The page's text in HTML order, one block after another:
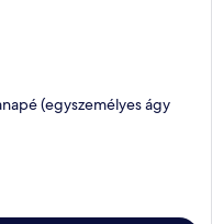
(egyszemélyes ágy